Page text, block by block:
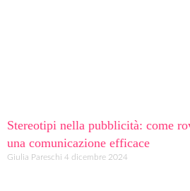
Stereotipi nella pubblicità: come
una comunicazione efficace
Giulia Pareschi 4 dicembre 2024